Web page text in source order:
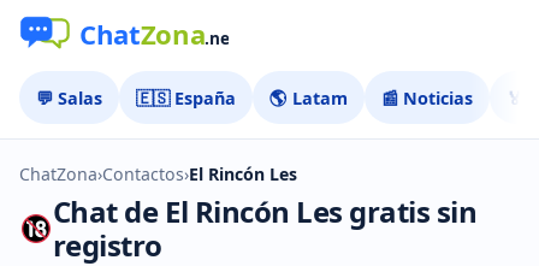
💬 Salas 🇪🇸 España 🌎 Latam 📰 Noticias 🏅
ChatZona›Contactos›El Rincón Les
Chat de El Rincón Les gratis sin
registro